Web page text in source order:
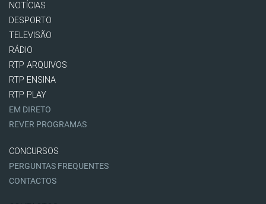
NOTÍCIAS
DESPORTO
TELEVISÃO
RÁDIO
RTP ARQUIVOS
RTP ENSINA
RTP PLAY
EM DIRETO
REVER PROGRAMAS
CONCURSOS
PERGUNTAS FREQUENTES
CONTACTOS